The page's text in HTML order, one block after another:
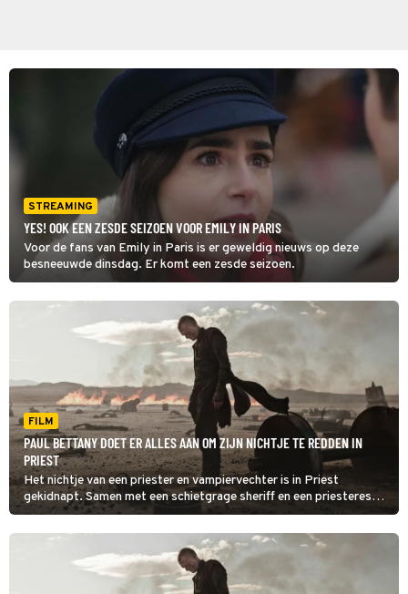
STREAMING
YES! OOK EEN ZESDE SEIZOEN VOOR EMILY IN PARIS
Voor de fans van Emily in Paris is er geweldig nieuws op deze
besneeuwde dinsdag. Er komt een zesde seizoen.
FILM
PAUL BETTANY DOET ER ALLES AAN OM ZIJN NICHTJE TE REDDEN IN
PRIEST
Het nichtje van een priester en vampiervechter is in Priest
gekidnapt. Samen met een schietgrage sheriff en een priesteres
met onmenselijke krachten gaat hij op jacht om de groep
moordzuchtige vampieren tegen te gaan.